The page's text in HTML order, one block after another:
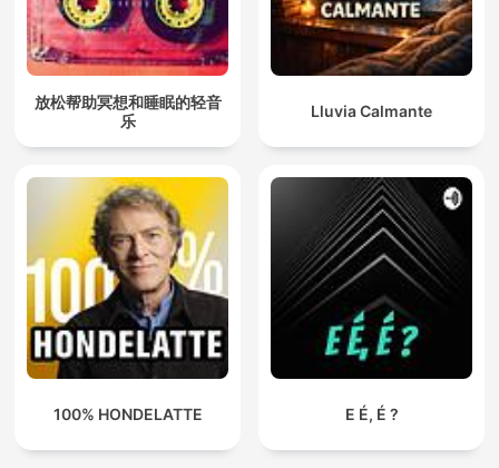
放松帮助冥想和睡眠的轻音
乐
Lluvia Calmante
100% HONDELATTE E É, É ?